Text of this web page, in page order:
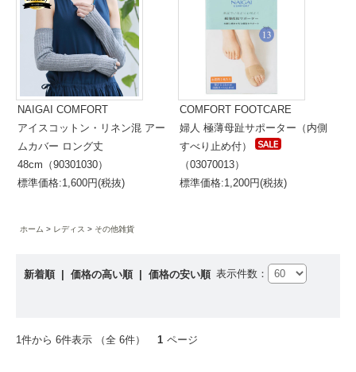
NAIGAI COMFORT
アイスコットン・リネン混 アー
ムカバー ロング丈
48cm（90301030）
標準価格:1,600円(税抜)
COMFORT FOOTCARE
婦人 極薄母趾サポーター（内側
すべり止め付）
（03070013）
標準価格:1,200円(税抜)
ホーム レディス その他雑貨
新着順 価格の高い順 価格の安い順 表示件数：
1件から 6件表示 （全 6件） 1 ページ